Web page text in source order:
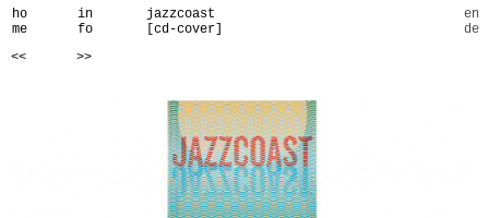
in
fo
en
de
ho
me
>>
<<
jazzcoast
[cd-cover]